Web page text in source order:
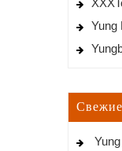
Yung